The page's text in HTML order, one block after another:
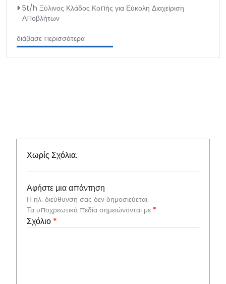
5t/h Ξύλινος Κλάδος Κοπής για Εύκολη Διαχείριση
Αποβλήτων
διάβασε περισσότερα
Χωρίς Σχόλια.
Αφήστε μια απάντηση
Η ηλ. διεύθυνση σας δεν δημοσιεύεται.
Τα υποχρεωτικά πεδία σημειώνονται με *
Σχόλιο *